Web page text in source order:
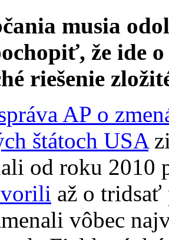
musia
že ide
riešenie
AP o
štátoch USA
od roku 2010
až o tridsať
vôbec